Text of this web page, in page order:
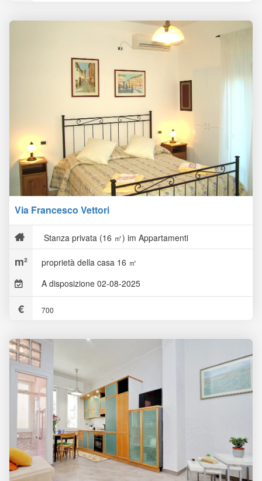
Via Francesco Vettori
Stanza privata (16 ㎡) im Appartamenti
proprietà della casa 16 ㎡
A disposizione 02-08-2025
700